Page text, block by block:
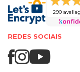
290
REDES SOCIAIS